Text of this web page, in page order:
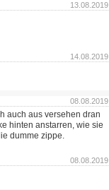
13.08.2019
14.08.2019
08.08.2019
auch aus versehen dran
hinten anstarren, wie sie
dumme zippe.
08.08.2019